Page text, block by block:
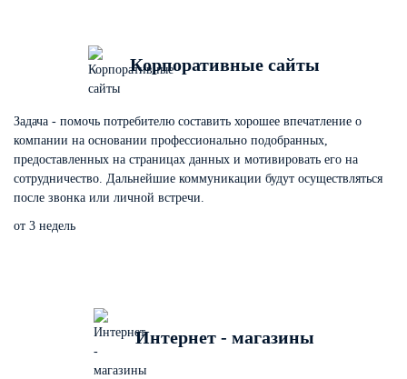
Корпоративные сайты
Задача - помочь потребителю составить хорошее впечатление о
компании на основании профессионально подобранных,
предоставленных на страницах данных и мотивировать его на
сотрудничество. Дальнейшие коммуникации будут осуществляться
после звонка или личной встречи.
от 3 недель
Интернет - магазины